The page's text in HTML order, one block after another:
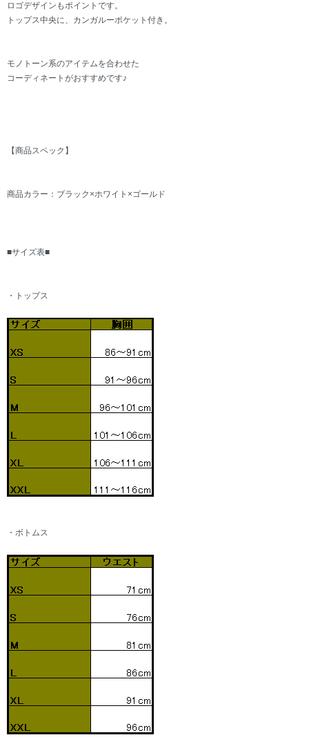
ロゴデザインもポイントです。
トップス中央に、カンガルーポケット付き。
モノトーン系のアイテムを合わせた
コーディネートがおすすめです♪
【商品スペック】
商品カラー：ブラック×ホワイト×ゴールド
■サイズ表■
・トップス
・ボトムス